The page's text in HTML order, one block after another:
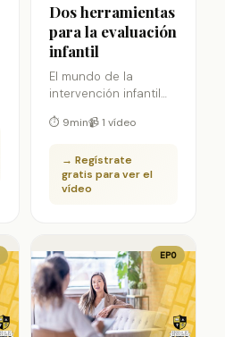
Dos herramientas
para la evaluación
infantil
El mundo de la
intervención infantil
herramientas tanto
evaluación como para
la intervención. En
este vídeo Lucía
evaluación en niños.
⏱ 9min📹 1 vídeo
→ Regístrate
gratis para ver el
vídeo
EPO